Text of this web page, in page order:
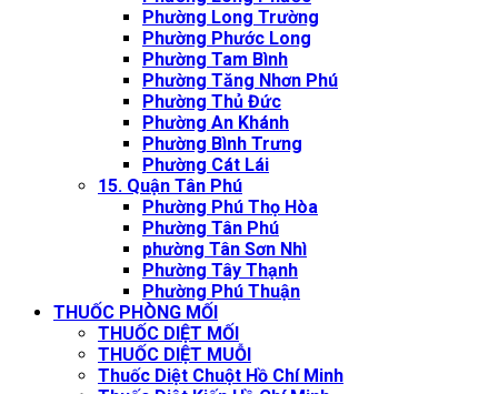
Phường Long Trường
Phường Phước Long
Phường Tam Bình
Phường Tăng Nhơn Phú
Phường Thủ Đức
Phường An Khánh
Phường Bình Trưng
Phường Cát Lái
15. Quận Tân Phú
Phường Phú Thọ Hòa
Phường Tân Phú
phường Tân Sơn Nhì
Phường Tây Thạnh
Phường Phú Thuận
THUỐC PHÒNG MỐI
THUỐC DIỆT MỐI
THUỐC DIỆT MUỖI
Thuốc Diệt Chuột Hồ Chí Minh